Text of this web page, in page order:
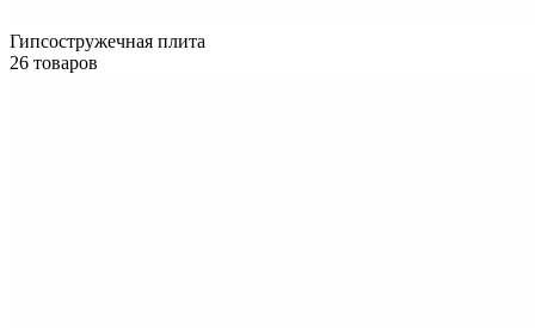
Гипсостружечная плита
26 товаров